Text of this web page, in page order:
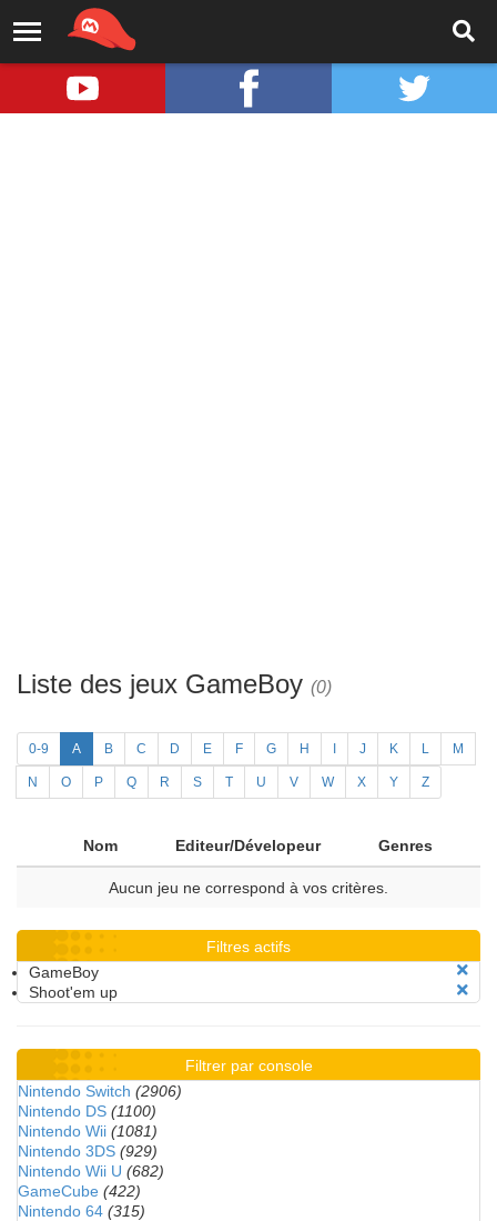
Liste des jeux GameBoy (0)
0-9 A B C D E F G H J K L M
N O P Q R S T U V W X Y Z
Nom Editeur/Dévelopeur Genres
Aucun jeu ne correspond à vos critères.
Filtres actifs
GameBoy
Shoot'em up
Filtrer par console
Nintendo Switch (2906)
Nintendo DS (1100)
Nintendo Wii (1081)
Nintendo 3DS (929)
Nintendo Wii U (682)
GameCube (422)
Nintendo 64 (315)